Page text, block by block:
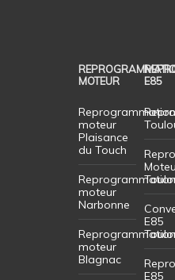
MOTEUR
Reprogrammation
moteur
Plaisance
du Touch
Reprogrammation
moteur
Narbonne
Reprogrammation
moteur
Blagnac
E85
E85
E85